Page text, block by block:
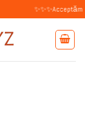
✨✨✨Acceptăm